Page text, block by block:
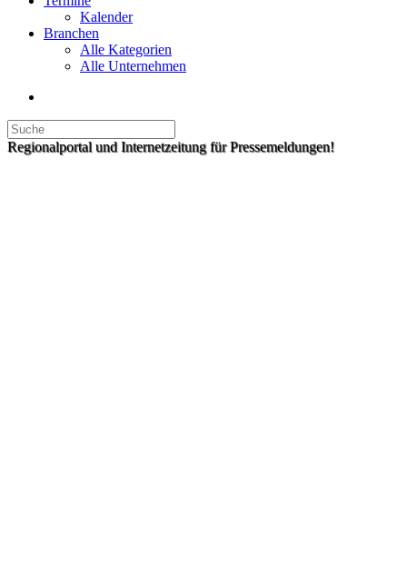
Kalender
Branchen
Alle Kategorien
Alle Unternehmen
Regionalportal und Internetzeitung für Pressemeldungen!